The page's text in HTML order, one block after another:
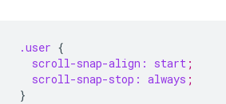
.user {
scroll-snap-align:
start ;
scroll-snap-stop: always ;
}